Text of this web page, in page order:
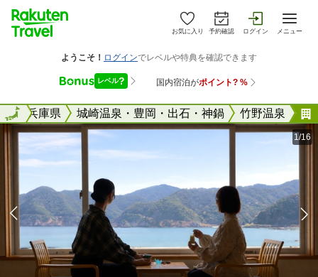
お気に入り 予約確認 ログイン メニュー
全国兵庫県 城崎温泉・豊岡・出石・神鍋 竹野温泉
全国
1/16